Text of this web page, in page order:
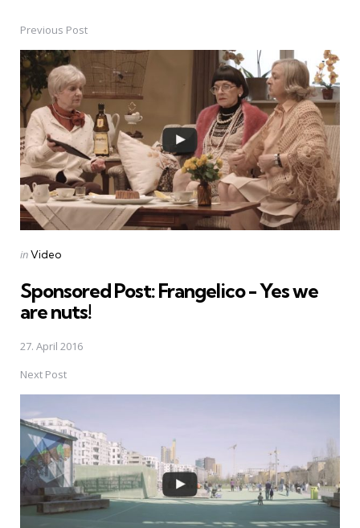
Post
navigation
Previous Post
Posted
inVideo
Sponsored Post: Frangelico - Yes we
are nuts!
27. April 2016
Next Post